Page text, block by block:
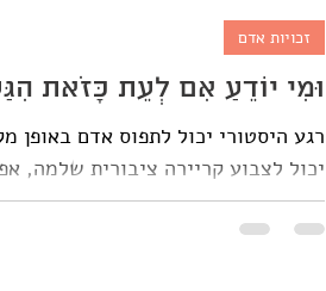
וּמִי יוֹדֵעַ אִם לְעֵת כָּזֹאת
רגע היסטורי יכול לתפוס אדם באופן
יכול לצבוע קריירה ציבורית שלמה,
זכויות אדם